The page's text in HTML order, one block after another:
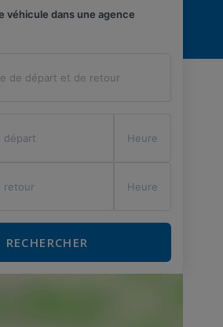
véhicule dans une agence
RECHERCHER